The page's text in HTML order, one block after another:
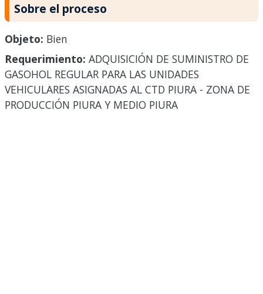
Sobre el proceso
Objeto: Bien
Requerimiento: ADQUISICIÓN DE SUMINISTRO DE
GASOHOL REGULAR PARA LAS UNIDADES
VEHICULARES ASIGNADAS AL CTD PIURA - ZONA DE
PRODUCCIÓN PIURA Y MEDIO PIURA